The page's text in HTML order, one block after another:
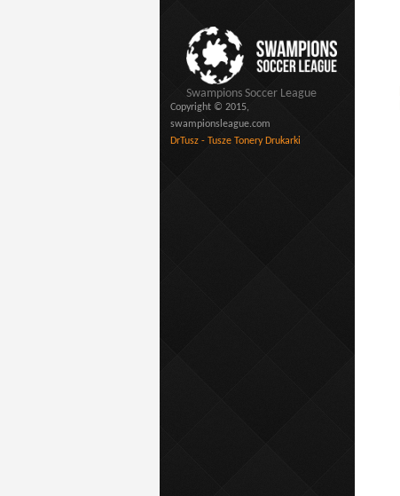
Swampions Soccer League
Copyright © 2015,
swampionsleague.com
DrTusz - Tusze Tonery Drukarki